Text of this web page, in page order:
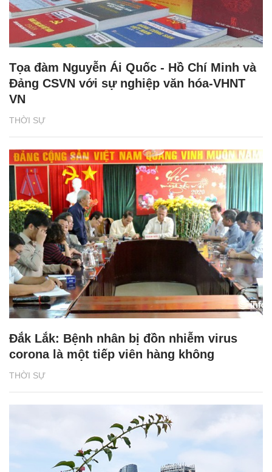
THỜI SỰ
Tọa đàm Nguyễn Ái Quốc - Hồ Chí Minh và
Đảng CSVN với sự nghiệp văn hóa-VHNT
VN
THỜI SỰ
Đắk Lắk: Bệnh nhân bị đồn nhiễm virus
corona là một tiếp viên hàng không